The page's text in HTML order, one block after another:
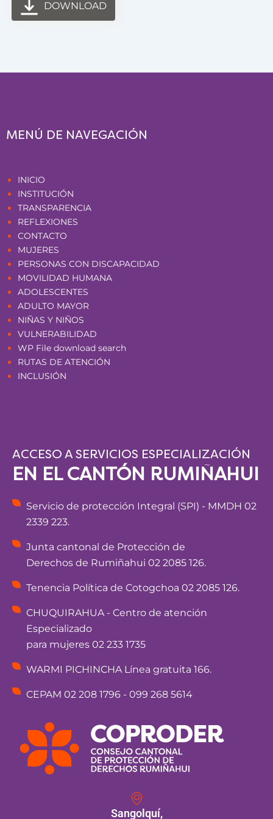
DOWNLOAD
MENÚ DE NAVEGACIÓN
INICIO
INSTITUCIÓN
TRANSPARENCIA
REFLEXIONES
CONTACTO
MUJERES
PERSONAS CON DISCAPACIDAD
MOVILIDAD HUMANA
ADOLESCENTES
ADULTO MAYOR
NIÑAS Y NIÑOS
VULNERABILIDAD
WP File download search
RUTAS DE ATENCIÓN
INCLUSIÓN
ACCESO A SERVICIOS ESPECIALIZACIÓN
EN EL CANTÓN RUMIÑAHUI
Servicio de protección Integral (SPI) - MMDH 02
2339 223.
Junta cantonal de Protección de
Derechos de Rumiñahui 02 2085 126.
Tenencia Política de Cotogchoa 02 2085 126.
CHUQUIRAHUA - Centro de atención
Especializado
para mujeres 02 233 1735
WARMI PICHINCHA Línea gratuita 166.
CEPAM 02 208 1796 - 099 268 5614
Sangolquí,